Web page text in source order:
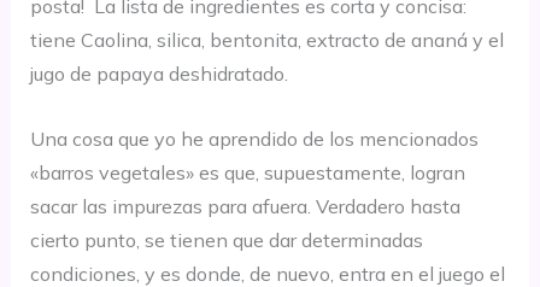
posta! La lista de ingredientes es corta y concisa:
tiene Caolina, silica, bentonita, extracto de ananá y el
jugo de papaya deshidratado.
Una cosa que yo he aprendido de los mencionados
«barros vegetales» es que, supuestamente, logran
sacar las impurezas para afuera. Verdadero hasta
cierto punto, se tienen que dar determinadas
condiciones, y es donde, de nuevo, entra en el juego el